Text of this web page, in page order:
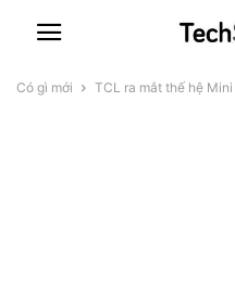
Có gì mới TCL ra mắt thế hệ Mini